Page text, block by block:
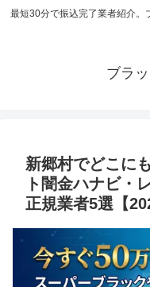
最短30分で振込完了業者紹介。
ブラ
新郷村でどこに
ト闇金ハナビ・
正規業者5選【